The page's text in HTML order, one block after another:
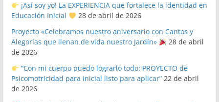
¡Así soy yo! La EXPERIENCIA que fortalece la identidad en
Educación Inicial
28 de abril de 2026
Proyecto «Celebramos nuestro aniversario con Cantos y
Alegorías que llenan de vida nuestro Jardín»
28 de abril
de 2026
“Con mi cuerpo puedo lograrlo todo: PROYECTO de
Psicomotricidad para inicial listo para aplicar” 22 de abril
de 2026